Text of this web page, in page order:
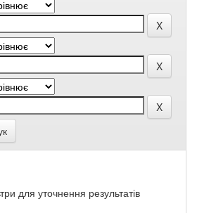
для уточнення результатів